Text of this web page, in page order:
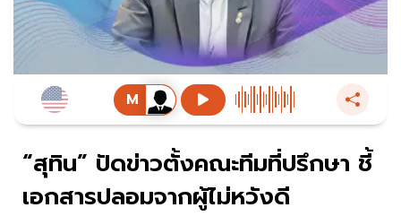
“สุทิน” ปัดข่าวตั้งคณะทีมที่ปรึกษา ชี้
เอกสารปลอมจากผู้ไม่หวังดี